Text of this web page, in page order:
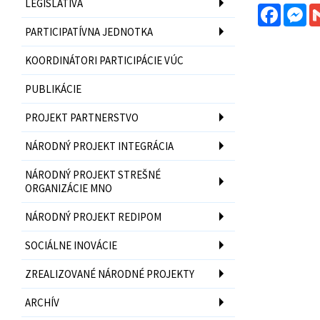
LEGISLATÍVA
PARTICIPATÍVNA JEDNOTKA
KOORDINÁTORI PARTICIPÁCIE VÚC
PUBLIKÁCIE
PROJEKT PARTNERSTVO
NÁRODNÝ PROJEKT INTEGRÁCIA
NÁRODNÝ PROJEKT STREŠNÉ
ORGANIZÁCIE MNO
NÁRODNÝ PROJEKT REDIPOM
SOCIÁLNE INOVÁCIE
ZREALIZOVANÉ NÁRODNÉ PROJEKTY
ARCHÍV